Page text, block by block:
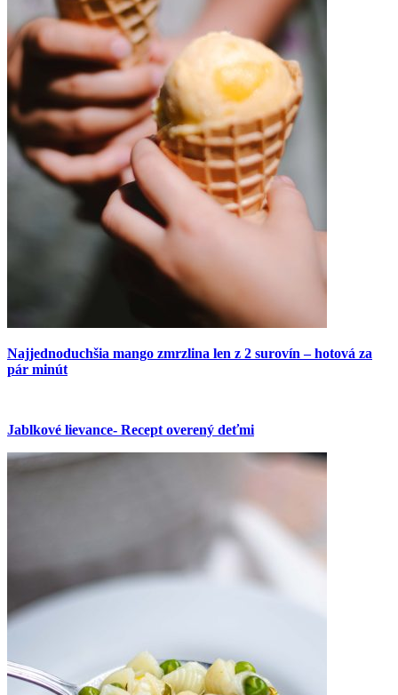
Najjednoduchšia mango zmrzlina len z 2 surovín – hotová za
pár minút
Jablkové lievance- Recept overený deťmi